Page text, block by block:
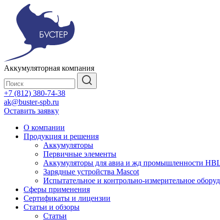
Аккумуляторная компания
+7 (812) 380-74-38
ak@buster-spb.ru
Оставить заявку
О компании
Продукция и решения
Аккумуляторы
Первичные элементы
Аккумуляторы для авиа и жд промышленности
Зарядные устройства Mascot
Испытательное и контрольно-измерительное
Сферы применения
Сертификаты и лицензии
Статьи и обзоры
Статьи